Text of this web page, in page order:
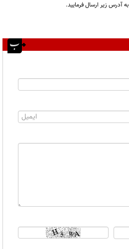
آدرس زیر ارسال فرمایید.